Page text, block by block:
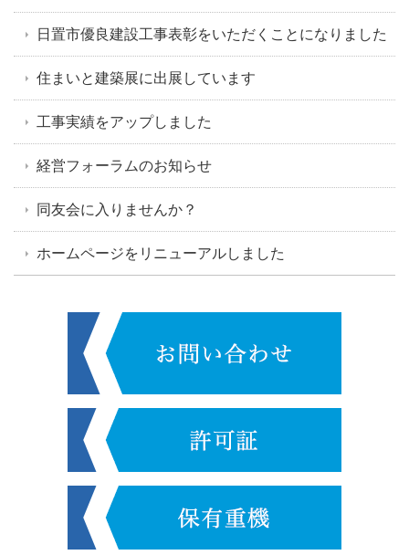
日置市優良建設工事表彰をいただくことになりました
住まいと建築展に出展しています
工事実績をアップしました
経営フォーラムのお知らせ
同友会に入りませんか？
ホームページをリニューアルしました